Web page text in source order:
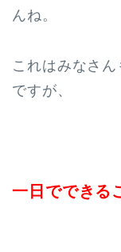
んね。
これはみなさ
ですが、
一日でできる